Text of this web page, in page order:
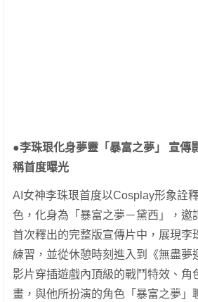
●李珠珢化身夢靈「暴富之夢」 宣傳
稱首度曝光
AI女神李珠珢首度以Cosplay形象詮
色，化身為「暴富之夢－黛西」，邀
首次釋出的完整版宣傳片中，展現李
練習，並從休憩時刻進入到《無盡夢
影片穿插遊戲內頂級的戰鬥特效、角
畫，與他所扮演的角色「暴富之夢」